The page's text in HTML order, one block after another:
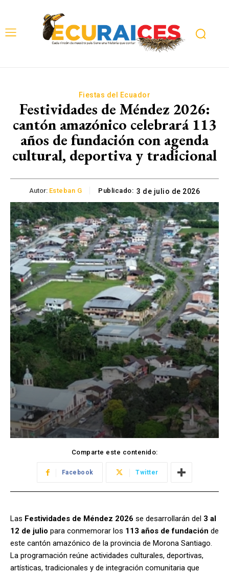
Fiestas del Ecuador
Festividades de Méndez 2026:
cantón amazónico celebrará 113
años de fundación con agenda
cultural, deportiva y tradicional
Autor: Esteban G Publicado: 3 de julio de 2026
Comparte este contenido:
Facebook Twitter
Las Festividades de Méndez 2026 se desarrollarán del 3 al
12 de julio para conmemorar los 113 años de fundación de
este cantón amazónico de la provincia de Morona Santiago.
La programación reúne actividades culturales, deportivas,
artísticas, tradicionales y de integración comunitaria que